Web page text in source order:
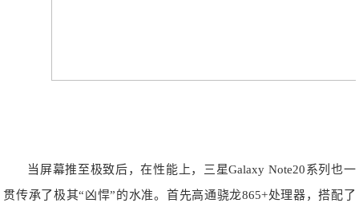
当屏幕推至极致后，在性能上，三星Galaxy Note20系列也一
贯传承了极其“凶悍”的水准。首先高通骁龙865+处理器，搭配了